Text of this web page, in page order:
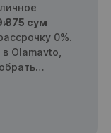
и
0%.
875 сум
Olamavto,